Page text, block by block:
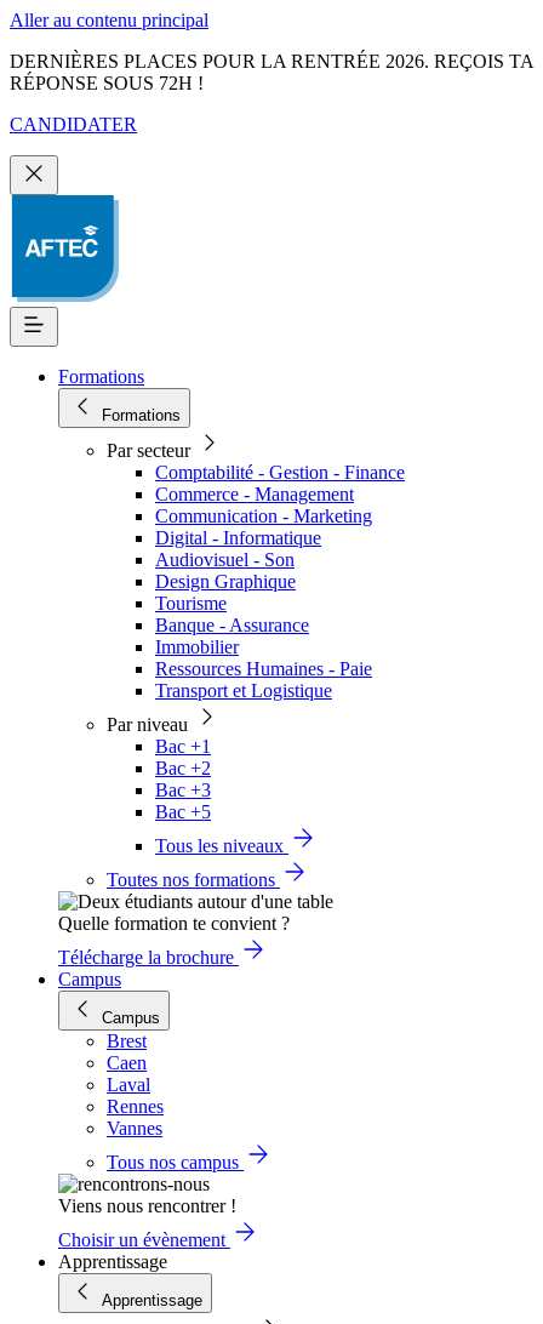
Aller au contenu principal
DERNIÈRES PLACES POUR LA RENTRÉE 2026. REÇOIS TA
RÉPONSE SOUS 72H !
CANDIDATER
Formations
Formations
Par secteur
Comptabilité - Gestion - Finance
Commerce - Management
Communication - Marketing
Digital - Informatique
Audiovisuel - Son
Design Graphique
Tourisme
Banque - Assurance
Immobilier
Ressources Humaines - Paie
Transport et Logistique
Par niveau
Bac +1
Bac +2
Bac +3
Bac +5
Tous les niveaux
Toutes nos formations
Quelle formation te convient ?
Télécharge la brochure
Campus
Campus
Brest
Caen
Laval
Rennes
Vannes
Tous nos campus
Viens nous rencontrer !
Choisir un évènement
Apprentissage
Apprentissage